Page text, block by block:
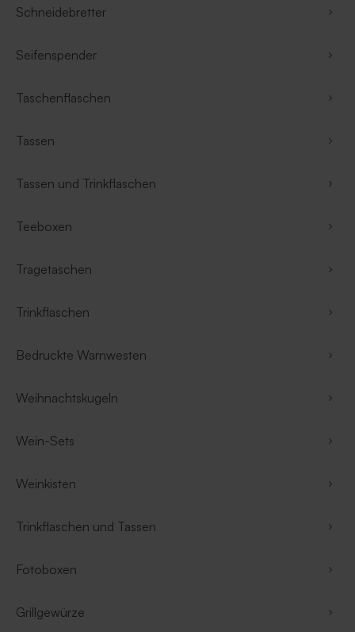
Schneidebretter
Seifenspender
Taschenflaschen
Tassen
Tassen und Trinkflaschen
Teeboxen
Tragetaschen
Trinkflaschen
Bedruckte Warnwesten
Weihnachtskugeln
Wein-Sets
Weinkisten
Trinkflaschen und Tassen
Fotoboxen
Grillgewürze